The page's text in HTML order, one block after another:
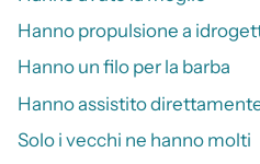
Hanno propulsione a
Hanno un filo per la barba
Hanno assistito
Solo i vecchi ne hanno molti